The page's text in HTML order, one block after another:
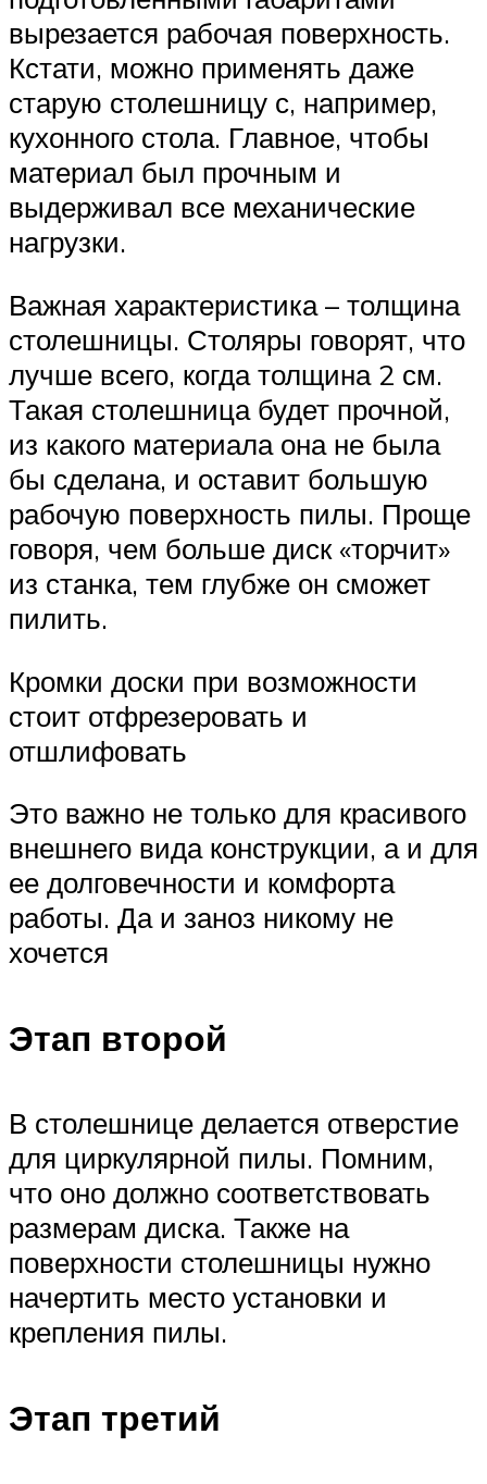
вырезается рабочая поверхность.
Кстати, можно применять даже
старую столешницу с, например,
кухонного стола. Главное, чтобы
материал был прочным и
выдерживал все механические
нагрузки.
Важная характеристика – толщина
столешницы. Столяры говорят, что
лучше всего, когда толщина 2 см.
Такая столешница будет прочной,
из какого материала она не была
бы сделана, и оставит большую
рабочую поверхность пилы. Проще
говоря, чем больше диск «торчит»
из станка, тем глубже он сможет
пилить.
Кромки доски при возможности
стоит отфрезеровать и
отшлифовать
Это важно не только для красивого
внешнего вида конструкции, а и для
ее долговечности и комфорта
работы. Да и заноз никому не
хочется
Этап второй
В столешнице делается отверстие
для циркулярной пилы. Помним,
что оно должно соответствовать
размерам диска. Также на
поверхности столешницы нужно
начертить место установки и
крепления пилы.
Этап третий